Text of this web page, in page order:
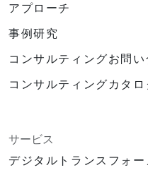
アプローチ
事例研究
コンサルティングお問
コンサルティングカタロ
サービス
デジタルトランスフォ